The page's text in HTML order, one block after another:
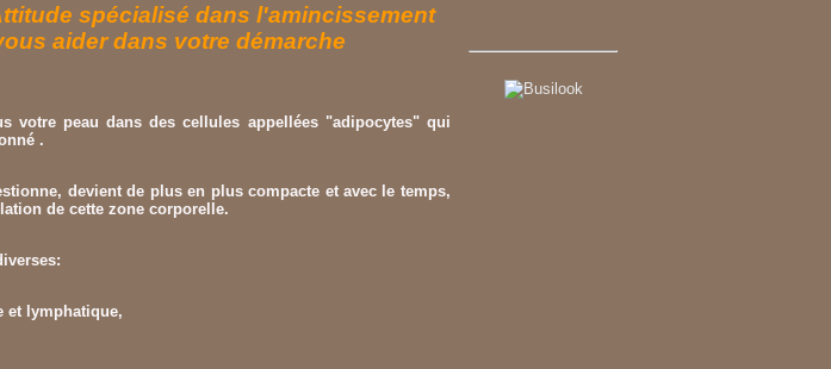
spécialisé dans l'amincissement
aider dans votre démarche
votre peau dans des cellules appellées "adipocytes" qui
.
devient de plus en plus compacte et avec le temps,
de cette zone corporelle.
et lymphatique,